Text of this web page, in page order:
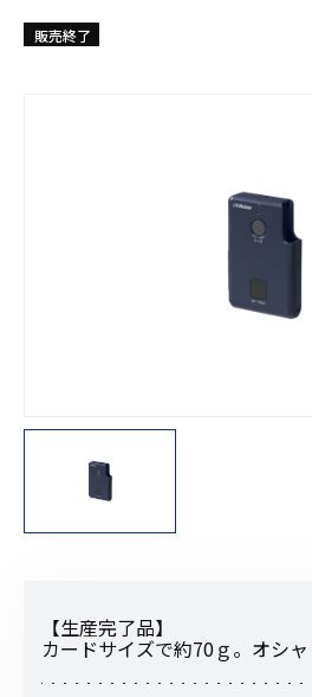
販売終了
【生産完了品】
カードサイズで約70ｇ。オシャ